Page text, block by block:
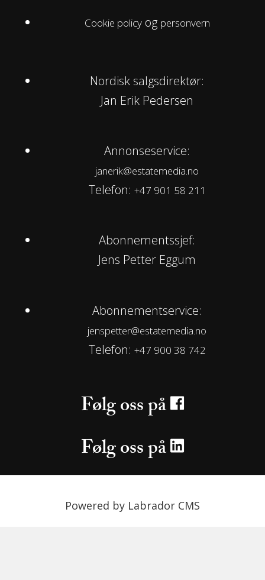
Cookie policyog personvern
Nordisk salgsdirektør:
Jan Erik Pedersen
Annonseservice:
janerik@estatemedia.no
Telefon: +47 901 58 211
Abonnementssjef:
Jens Petter Eggum
Abonnementservice:
jenspetter@estatemedia.no
Telefon: +47 900 38 742
Følg oss på
Følg oss på
Powered by Labrador CMS